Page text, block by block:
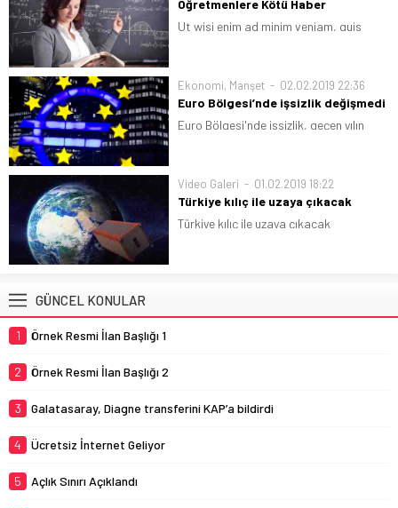
Öğretmenlere Kötü Haber
Ut wisi enim ad minim veniam, quis
Ekonomi, Manşet 02.02.2019 22:36
Euro Bölgesi’nde işsizlik değişmedi
Euro Bölgesi'nde işsizlik, geçen yılın
Video Galeri 01.02.2019 18:22
Türkiye kılıç ile uzaya çıkacak
Türkiye kılıç ile uzaya çıkacak
GÜNCEL KONULAR
1 Örnek Resmi İlan Başlığı 1
2 Örnek Resmi İlan Başlığı 2
3 Galatasaray, Diagne transferini KAP’a bildirdi
4 Ücretsiz İnternet Geliyor
5 Açlık Sınırı Açıklandı